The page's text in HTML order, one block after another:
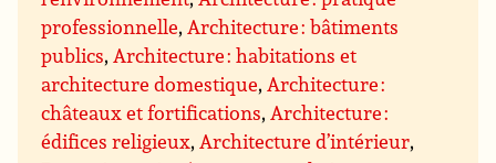
professionnelle,Architecture : bâtiments
publics,Architecture : habitations et
architecture domestique,Architecture :
châteaux et fortifications,Architecture :
édifices religieux,Architecture d’intérieur,